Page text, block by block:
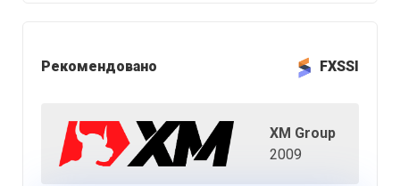
Рекомендовано FXSSI
XM Group
2009